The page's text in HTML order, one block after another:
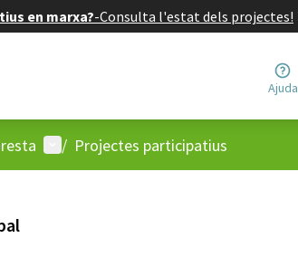
en marxa?-Consulta l'estat dels projectes!
Ajuda
Menú d'usuari
/ Projectes participatius